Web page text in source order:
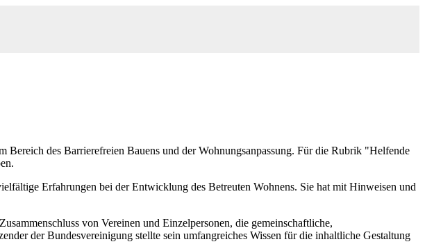
des Barrierefreien Bauens und der Wohnungsanpassung. Für die Rubrik "Helfende
Erfahrungen bei der Entwicklung des Betreuten Wohnens. Sie hat mit Hinweisen und
von Vereinen und Einzelpersonen, die gemeinschaftliche,
der Bundesvereinigung stellte sein umfangreiches Wissen für die inhaltliche Gestaltung